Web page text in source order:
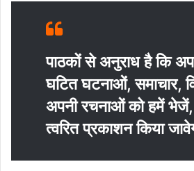
पाठकों से अनुराध है कि
घटित घटनाओं, समाचार,
अपनी रचनाओं को हमें
त्‍वरित प्रकाशन किया